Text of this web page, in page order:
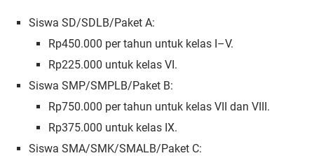
Siswa SD/SDLB/Paket A:
Rp450.000 per tahun untuk kelas I–V.
Rp225.000 untuk kelas VI.
Siswa SMP/SMPLB/Paket B:
Rp750.000 per tahun untuk kelas VII dan VIII.
Rp375.000 untuk kelas IX.
Siswa SMA/SMK/SMALB/Paket C: